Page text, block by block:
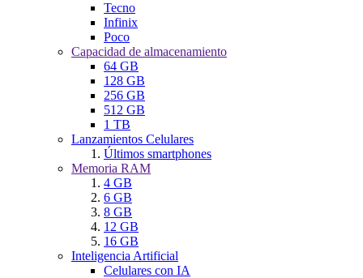
Tecno
Infinix
Poco
Capacidad de almacenamiento
64 GB
128 GB
256 GB
512 GB
1 TB
Lanzamientos Celulares
Últimos smartphones
Memoria RAM
4 GB
6 GB
8 GB
12 GB
16 GB
Inteligencia Artificial
Celulares con IA